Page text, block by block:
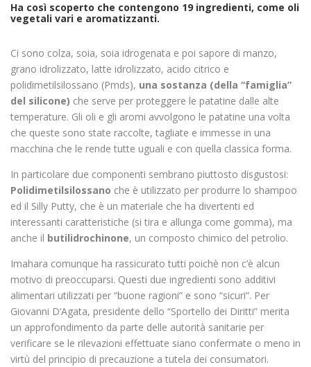
Ha così scoperto che contengono 19 ingredienti, come oli
vegetali vari e aromatizzanti.
Ci sono colza, soia, soia idrogenata e poi sapore di manzo,
grano idrolizzato, latte idrolizzato, acido citrico e
polidimetilsilossano (Pmds), una sostanza (della “famiglia”
del silicone) che serve per proteggere le patatine dalle alte
temperature. Gli oli e gli aromi avvolgono le patatine una volta
che queste sono state raccolte, tagliate e immesse in una
macchina che le rende tutte uguali e con quella classica forma.
In particolare due componenti sembrano piuttosto disgustosi:
Polidimetilsilossano che è utilizzato per produrre lo shampoo
ed il Silly Putty, che è un materiale che ha divertenti ed
interessanti caratteristiche (si tira e allunga come gomma), ma
anche il butilidrochinone, un composto chimico del petrolio.
Imahara comunque ha rassicurato tutti poichè non c’è alcun
motivo di preoccuparsi. Questi due ingredienti sono additivi
alimentari utilizzati per “buone ragioni” e sono “sicuri”. Per
Giovanni D’Agata, presidente dello “Sportello dei Diritti” merita
un approfondimento da parte delle autorità sanitarie per
verificare se le rilevazioni effettuate siano confermate o meno in
virtù del principio di precauzione a tutela dei consumatori.